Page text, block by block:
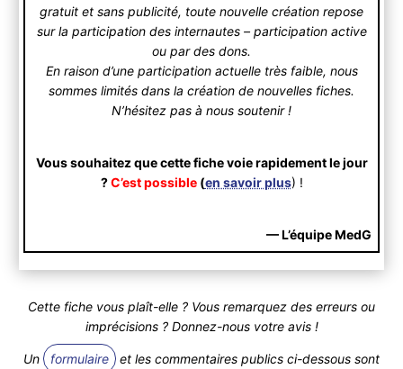
gratuit et sans publicité, toute nouvelle création repose
sur la participation des internautes – participation active
ou par des dons.
En raison d’une participation actuelle très faible, nous
sommes limités dans la création de nouvelles fiches.
N’hésitez pas à nous soutenir !
Vous souhaitez que cette fiche voie rapidement le jour
?C’est possible(en savoir plus) !
— L’équipe MedG
Cette fiche vous plaît-elle ? Vous remarquez des erreurs ou
imprécisions ? Donnez-nous votre avis !
Un formulaire
et les commentaires publics ci-dessous sont